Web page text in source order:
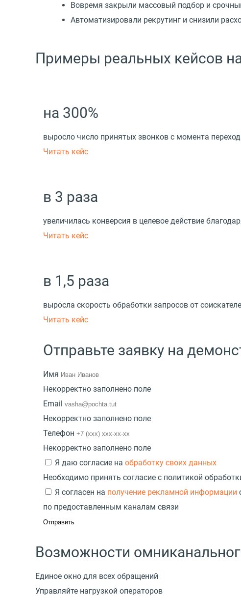
Вовремя закрыли массовый подбор и
Автоматизировали рекрутинг и снизили
Примеры реальных кейсов
на 300%
выросло число принятых звонков с момента
Читать кейс
в 3 раза
увеличилась конверсия в целевое действие
Читать кейс
в 1,5 раза
выросла скорость обработки запросов от
Читать кейс
Отправьте заявку на
Имя
Некорректно заполнено поле
Email
Некорректно заполнено поле
Телефон
Некорректно заполнено поле
Я даю согласие на обработку своих данных
Необходимо принять согласие с политикой
Я согласен на получение рекламной информации
по предоставленным каналам связи
Возможности
Единое окно для всех обращений
Управляйте нагрузкой операторов